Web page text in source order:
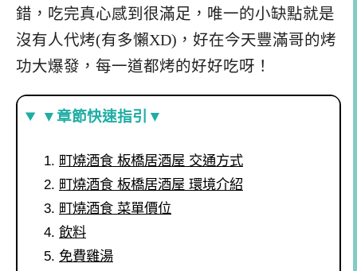
錯，吃完真心感到很滿足，唯一的小缺點就是
沒有人代烤(有多懶XD)，好在今天豐滿哥的烤
功大爆發，每一道都烤的好好吃呀！
▼章節快速指引▼
町燒酒食 板橋居酒屋 交通方式
町燒酒食 板橋居酒屋 環境介紹
町燒酒食 菜單價位
飲料
免費雞湯